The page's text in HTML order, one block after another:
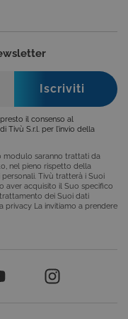
il consenso al
Tivù S.r.l. per l’invio della
modulo saranno trattati da
nel pieno rispetto della
Tivù tratterà i Suoi
aver acquisito il Suo specifico
dei Suoi dati
privacy La invitiamo a prendere
basate su
utilizzato per
mantenere
una sessione
utente
dal server.
viene
utilizzato dal
servizio
Cookie-
Script.com
ricordare le